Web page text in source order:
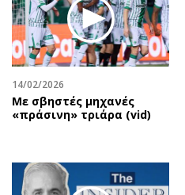
14/02/2026
Με σβηστές μηχανές
«πράσινη» τριάρα (vid)